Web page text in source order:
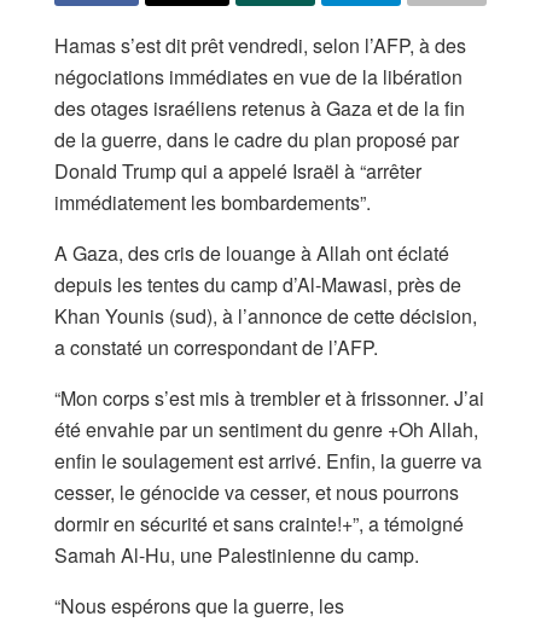
Hamas s’est dit prêt vendredi, selon l’AFP, à des
négociations immédiates en vue de la libération
des otages israéliens retenus à Gaza et de la fin
de la guerre, dans le cadre du plan proposé par
Donald Trump qui a appelé Israël à “arrêter
immédiatement les bombardements”.
A Gaza, des cris de louange à Allah ont éclaté
depuis les tentes du camp d’Al-Mawasi, près de
Khan Younis (sud), à l’annonce de cette décision,
a constaté un correspondant de l’AFP.
“Mon corps s’est mis à trembler et à frissonner. J’ai
été envahie par un sentiment du genre +Oh Allah,
enfin le soulagement est arrivé. Enfin, la guerre va
cesser, le génocide va cesser, et nous pourrons
dormir en sécurité et sans crainte!+”, a témoigné
Samah Al-Hu, une Palestinienne du camp.
“Nous espérons que la guerre, les